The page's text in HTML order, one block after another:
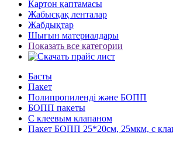
Картон қаптамасы
Жабысқақ ленталар
Жабдықтар
Шығын материалдары
Показать все категории
Басты
Пакет
Полипропиленді және БОПП
БОПП пакеты
С клеевым клапаном
Пакет БОПП 25*20см, 25мкм, с